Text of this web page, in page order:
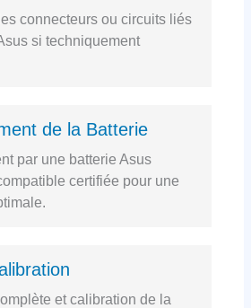
connecteurs ou circuits liés
si techniquement
de la Batterie
par une batterie Asus
certifiée pour une
et calibration de la